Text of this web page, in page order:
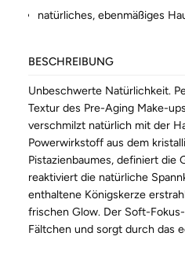
natürliches, ebenmäßiges
BESCHREIBUNG
Unbeschwerte Natürlichkeit.
Textur des Pre-Aging Make-
verschmilzt natürlich mit der
Powerwirkstoff aus dem
Pistazienbaumes, definiert die
reaktiviert die natürliche
enthaltene Königskerze
frischen Glow. Der Soft-
Fältchen und sorgt durch das